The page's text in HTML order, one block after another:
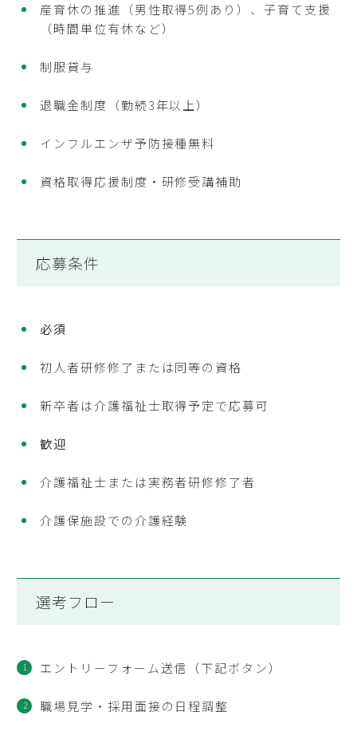
産育休の推進（男性取得5例あり）、子育て支援
（時間単位有休など）
制服貸与
退職金制度（勤続3年以上）
インフルエンザ予防接種無料
資格取得応援制度・研修受講補助
応募条件
必須
初人者研修修了または同等の資格
新卒者は介護福祉士取得予定で応募可
歓迎
介護福祉士または実務者研修修了者
介護保施設での介護経験
選考フロー
エントリーフォーム送信（下記ボタン）
職場見学・採用面接の日程調整